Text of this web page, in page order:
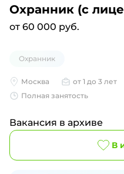
Охранник (с
от 60 000 руб.
Охранник
Москва от 1 до 3 лет
Полная занятость
Вакансия в архиве
В